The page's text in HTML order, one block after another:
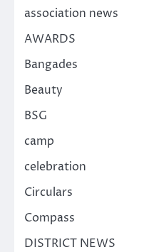
association news
AWARDS
Bangades
Beauty
BSG
camp
celebration
Circulars
Compass
DISTRICT NEWS